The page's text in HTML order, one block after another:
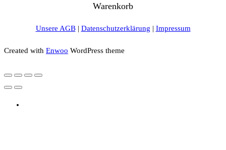
Warenkorb
Unsere AGB| Datenschutzerklärung | Impressum
Created with Enwoo WordPress theme